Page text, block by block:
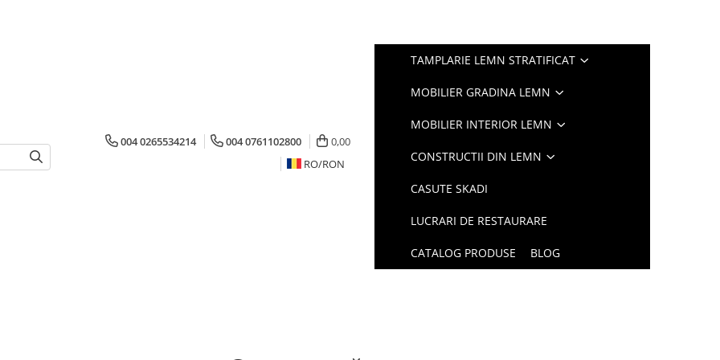
004 0265534214 004 0761102800
0,00
RO/RON
TAMPLARIE LEMN STRATIFICAT
MOBILIER GRADINA LEMN
MOBILIER INTERIOR LEMN
CONSTRUCTII DIN LEMN
CASUTE SKADI
LUCRARI DE RESTAURARE
CATALOG PRODUSE BLOG